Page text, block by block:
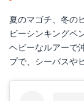
夏のマゴチ、冬の
ビーシンキングペ
ヘビーなルアーで
プで、シーバスや